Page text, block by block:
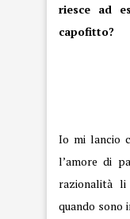
riesce ad
capofitto?
Io mi lancio
l’amore di
razionalità
quando sono